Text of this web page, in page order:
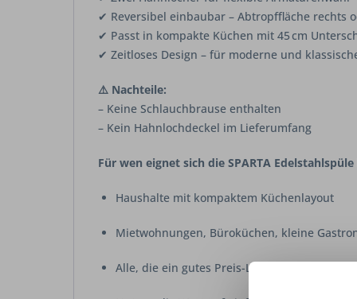
✔ Reversibel einbaubar – Abtropffläche rechts
✔ Passt in kompakte Küchen mit 45 cm
✔ Zeitloses Design – für moderne und
⚠️ Nachteile:
– Keine Schlauchbrause enthalten
– Kein Hahnlochdeckel im Lieferumfang
Für wen eignet sich die SPARTA
Haushalte mit kompaktem Küchenlayout
Mietwohnungen, Büroküchen, kleine
Alle, die ein gutes Preis-Leistungs-Verhältnis